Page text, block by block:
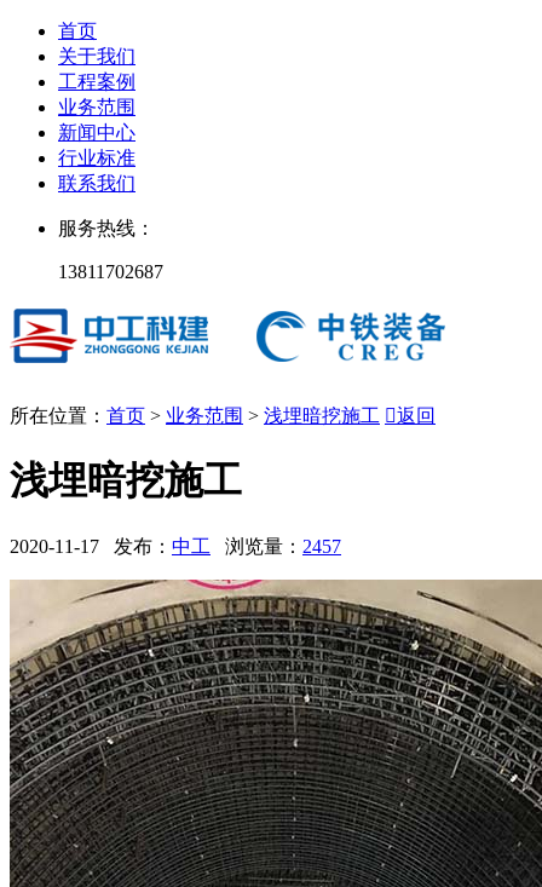
首页
关于我们
工程案例
业务范围
新闻中心
行业标准
联系我们
服务热线：
13811702687
所在位置： 首页 > 业务范围 > 浅埋暗挖施工 返回
浅埋暗挖施工
2020-11-17 发布： 中工 浏览量： 2457